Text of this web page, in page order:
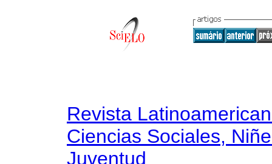
Revista
Ciencias Sociales,
Juventud